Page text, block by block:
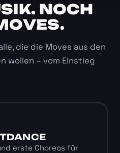
NOCH
die die Moves aus den
wollen – vom Einstieg
erste Choreos für